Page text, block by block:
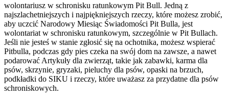
wolontariusz w schronisku ratunkowym Pit Bull. Jedną z
najszlachetniejszych i najpiękniejszych rzeczy, które możesz zrobić,
aby uczcić Narodowy Miesiąc Świadomości Pit Bulla, jest
wolontariat w schronisku ratunkowym, szczególnie w Pit Bullach.
Jeśli nie jesteś w stanie zgłosić się na ochotnika, możesz wspierać
Pitbulla, podczas gdy pies czeka na swój dom na zawsze, a nawet
podarować Artykuły dla zwierząt, takie jak zabawki, karma dla
psów, skrzynie, gryzaki, pieluchy dla psów, opaski na brzuch,
podkładki do SIKU i rzeczy, które uważasz za przydatne dla psów
schroniskowych.